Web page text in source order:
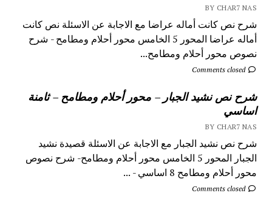
BY CHAR7 NAS
شرح نص كانت أماله عراضا مع الاجابة عن الاسئلة نص كانت
أماله عراضا المحور 5 الخامس محور أحلام ومطامح - شرح
نصوص محور أحلام ومطامح...
Comments closed
شرح نص نشيد الجبار – محور أحلام ومطامح – ثامنة
اساسي
BY CHAR7 NAS
شرح نص نشيد الجبار مع الاجابة عن الاسئلة قصيدة نشيد
الجبار المحور 5 الخامس محور أحلام ومطامح- شرح نصوص
محور أحلام ومطامح 8 اساسي - ...
Comments closed